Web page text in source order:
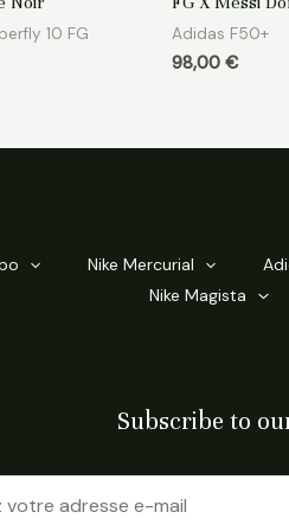
10 FG
sur
Adidas F50+
98,00 €
Nike Mercurial
Nike Magista
Subscribe to